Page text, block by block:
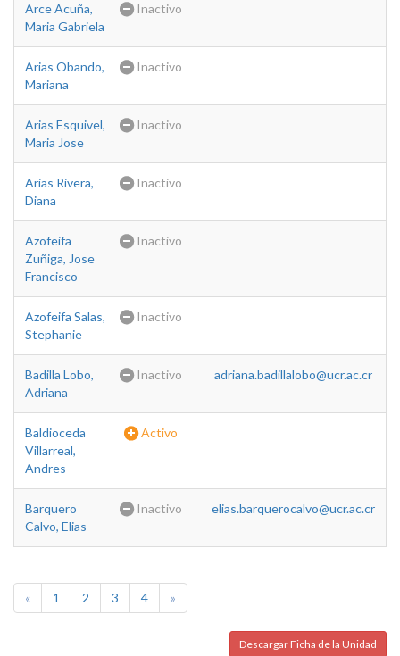
Arce Acuña,
Maria Gabriela
Inactivo
Arias Obando,
Mariana
Inactivo
Arias Esquivel,
Maria Jose
Inactivo
Arias Rivera,
Diana
Inactivo
Azofeifa
Zuñiga, Jose
Francisco
Inactivo
Azofeifa Salas,
Stephanie
Inactivo
Badilla Lobo,
Adriana
Inactivo adriana.badillalobo@ucr.ac.cr
Baldioceda
Villarreal,
Andres
Activo
Barquero
Calvo, Elias
Inactivo elias.barquerocalvo@ucr.ac.cr
« 1 2 3 4 »
Descargar Ficha de la Unidad